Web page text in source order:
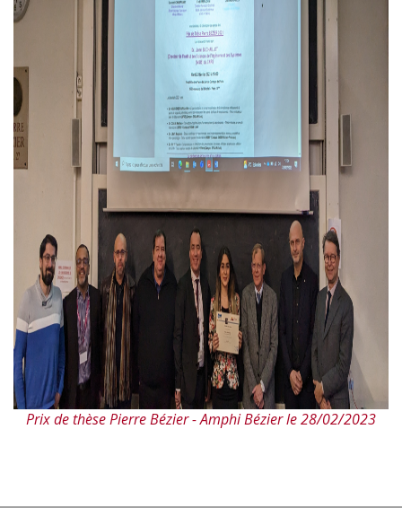
Prix de thèse Pierre Bézier - Amphi Bézier le 28/02/2023